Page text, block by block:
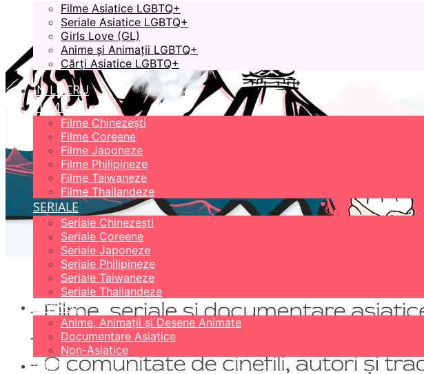
Filme Asiatice LGBTQ+
Seriale Asiatice LGBTQ+
Girls Love (GL)
Anime și Animații LGBTQ+
Cărți Asiatice LGBTQ+
ÎN LUCRU
FILME
Filme Chinezești
Filme Coreene
Filme Japoneze
Filme Philipineze
Filme Taiwaneze
Filme Thailandeze
SERIALE
Seriale Chinezești
Seriale Coreene
Seriale Japoneze
Seriale Philipineze
Seriale Taiwaneze
Seriale Thailandeze
DIVERSE
Anime, Animații și Desene Animate
Documentare Asiatice
Non-Asiatice
CĂRȚI